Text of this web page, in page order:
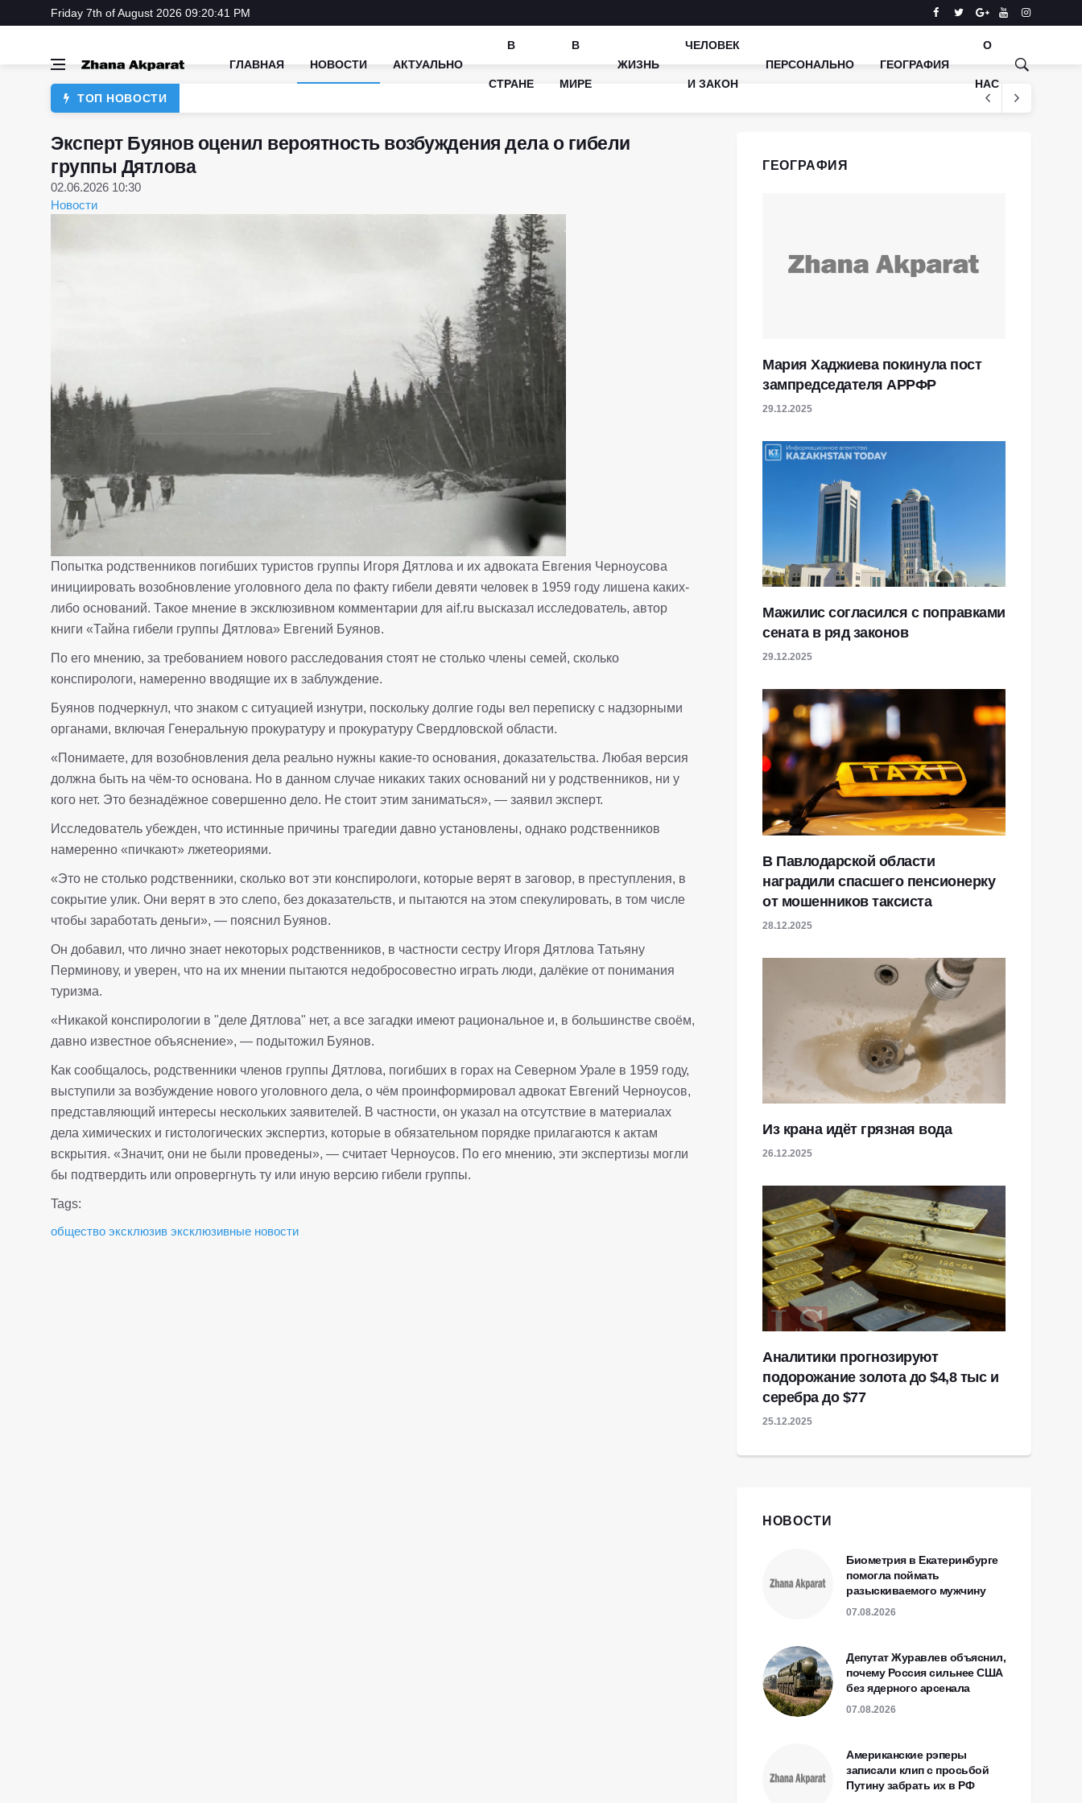
Friday 7th of August 2026 09:20:41 PM
ГЛАВНАЯ НОВОСТИ АКТУАЛЬНО
В
СТРАНЕ
В
МИРЕ
ЖИЗНЬ
ЧЕЛОВЕК
И ЗАКОН
ПЕРСОНАЛЬНО ГЕОГРАФИЯ
О
НАС
ТОП НОВОСТИ
Эксперт Буянов оценил вероятность возбуждения дела о гибели
группы Дятлова
02.06.2026 10:30
Новости
Попытка родственников погибших туристов группы Игоря Дятлова и их адвоката Евгения Черноусова
инициировать возобновление уголовного дела по факту гибели девяти человек в 1959 году лишена каких-
либо оснований. Такое мнение в эксклюзивном комментарии для aif.ru высказал исследователь, автор
книги «Тайна гибели группы Дятлова» Евгений Буянов.
По его мнению, за требованием нового расследования стоят не столько члены семей, сколько
конспирологи, намеренно вводящие их в заблуждение.
Буянов подчеркнул, что знаком с ситуацией изнутри, поскольку долгие годы вел переписку с надзорными
органами, включая Генеральную прокуратуру и прокуратуру Свердловской области.
«Понимаете, для возобновления дела реально нужны какие-то основания, доказательства. Любая версия
должна быть на чём-то основана. Но в данном случае никаких таких оснований ни у родственников, ни у
кого нет. Это безнадёжное совершенно дело. Не стоит этим заниматься», — заявил эксперт.
Исследователь убежден, что истинные причины трагедии давно установлены, однако родственников
намеренно «пичкают» лжетеориями.
«Это не столько родственники, сколько вот эти конспирологи, которые верят в заговор, в преступления, в
сокрытие улик. Они верят в это слепо, без доказательств, и пытаются на этом спекулировать, в том числе
чтобы заработать деньги», — пояснил Буянов.
Он добавил, что лично знает некоторых родственников, в частности сестру Игоря Дятлова Татьяну
Перминову, и уверен, что на их мнении пытаются недобросовестно играть люди, далёкие от понимания
туризма.
«Никакой конспирологии в "деле Дятлова" нет, а все загадки имеют рациональное и, в большинстве своём,
давно известное объяснение», — подытожил Буянов.
Как сообщалось, родственники членов группы Дятлова, погибших в горах на Северном Урале в 1959 году,
выступили за возбуждение нового уголовного дела, о чём проинформировал адвокат Евгений Черноусов,
представляющий интересы нескольких заявителей. В частности, он указал на отсутствие в материалах
дела химических и гистологических экспертиз, которые в обязательном порядке прилагаются к актам
вскрытия. «Значит, они не были проведены», — считает Черноусов. По его мнению, эти экспертизы могли
бы подтвердить или опровергнуть ту или иную версию гибели группы.
Tags:
общество эксклюзив эксклюзивные новости
ГЕОГРАФИЯ
Мария Хаджиева покинула пост
зампредседателя АРРФР
29.12.2025
Мажилис согласился с поправками
сената в ряд законов
29.12.2025
В Павлодарской области
наградили спасшего пенсионерку
от мошенников таксиста
28.12.2025
Из крана идёт грязная вода
26.12.2025
Аналитики прогнозируют
подорожание золота до $4,8 тыс и
серебра до $77
25.12.2025
НОВОСТИ
Биометрия в Екатеринбурге
помогла поймать
разыскиваемого мужчину
07.08.2026
Депутат Журавлев объяснил,
почему Россия сильнее США
без ядерного арсенала
07.08.2026
Американские рэперы
записали клип с просьбой
Путину забрать их в РФ